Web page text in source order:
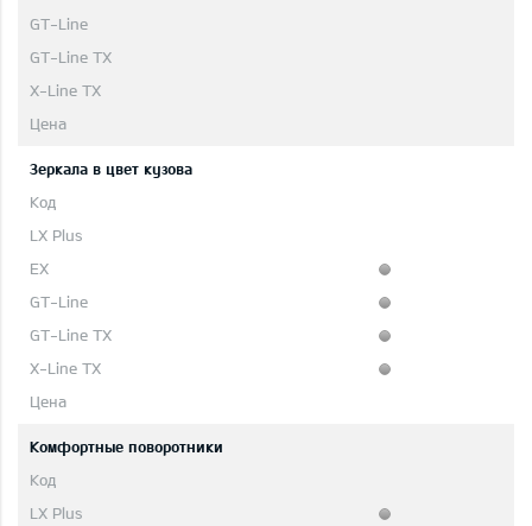
Зеркала в цвет кузова
Комфортные поворотники